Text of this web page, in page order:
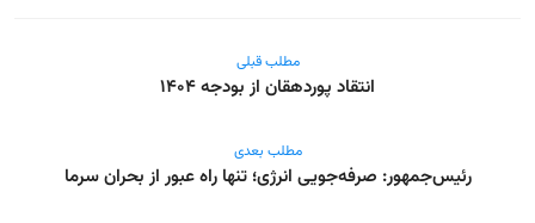
مطلب قبلی
انتقاد پوردهقان از بودجه ۱۴۰۴
مطلب بعدی
رئیس‌جمهور: صرفه‌جویی انرژی؛ تنها راه عبور از بحران سرما